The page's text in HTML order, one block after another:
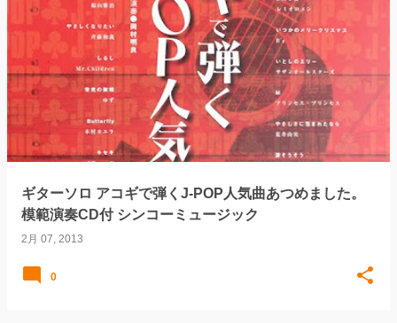
ギターソロ アコギで弾くJ-POP人気曲あつめました。
模範演奏CD付 シンコーミュージック
2月 07, 2013
0